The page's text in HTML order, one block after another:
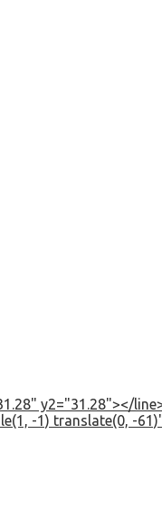
y2="31.28"></
-1) translate(0, -